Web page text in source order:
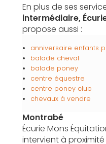
En plus de ses
intermédiaire,
propose aussi :
anniversaire enfants
balade cheval
balade poney
centre équestre
centre poney club
chevaux à vendre
Montrabé
Écurie Mons
intervient à proximité